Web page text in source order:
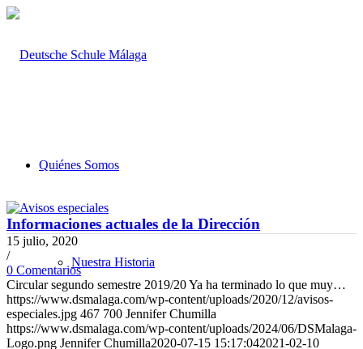
Quiénes Somos
Nuestra Historia
Informaciones actuales de la Dirección
15 julio, 2020
/
0 Comentarios
Circular segundo semestre 2019/20 Ya ha terminado lo que muy…
https://www.dsmalaga.com/wp-content/uploads/2020/12/avisos-
especiales.jpg 467 700 Jennifer Chumilla
https://www.dsmalaga.com/wp-content/uploads/2024/06/DSMalaga-
Logo.png Jennifer Chumilla2020-07-15 15:17:042021-02-10